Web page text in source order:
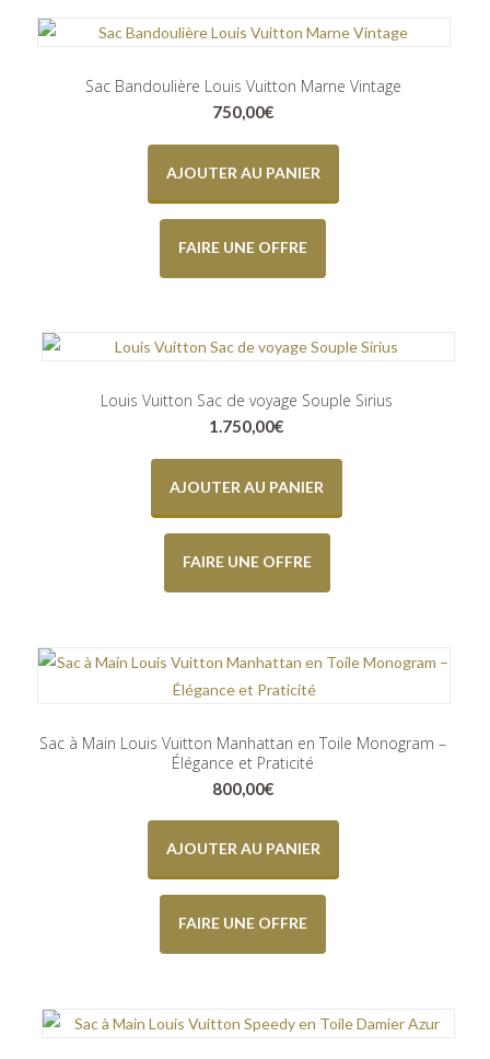
Sac Bandoulière Louis Vuitton Marne Vintage
750,00€
AJOUTER AU PANIER
FAIRE UNE OFFRE
Louis Vuitton Sac de voyage Souple Sirius
1.750,00€
AJOUTER AU PANIER
FAIRE UNE OFFRE
Sac à Main Louis Vuitton Manhattan en Toile Monogram –
Élégance et Praticité
800,00€
AJOUTER AU PANIER
FAIRE UNE OFFRE